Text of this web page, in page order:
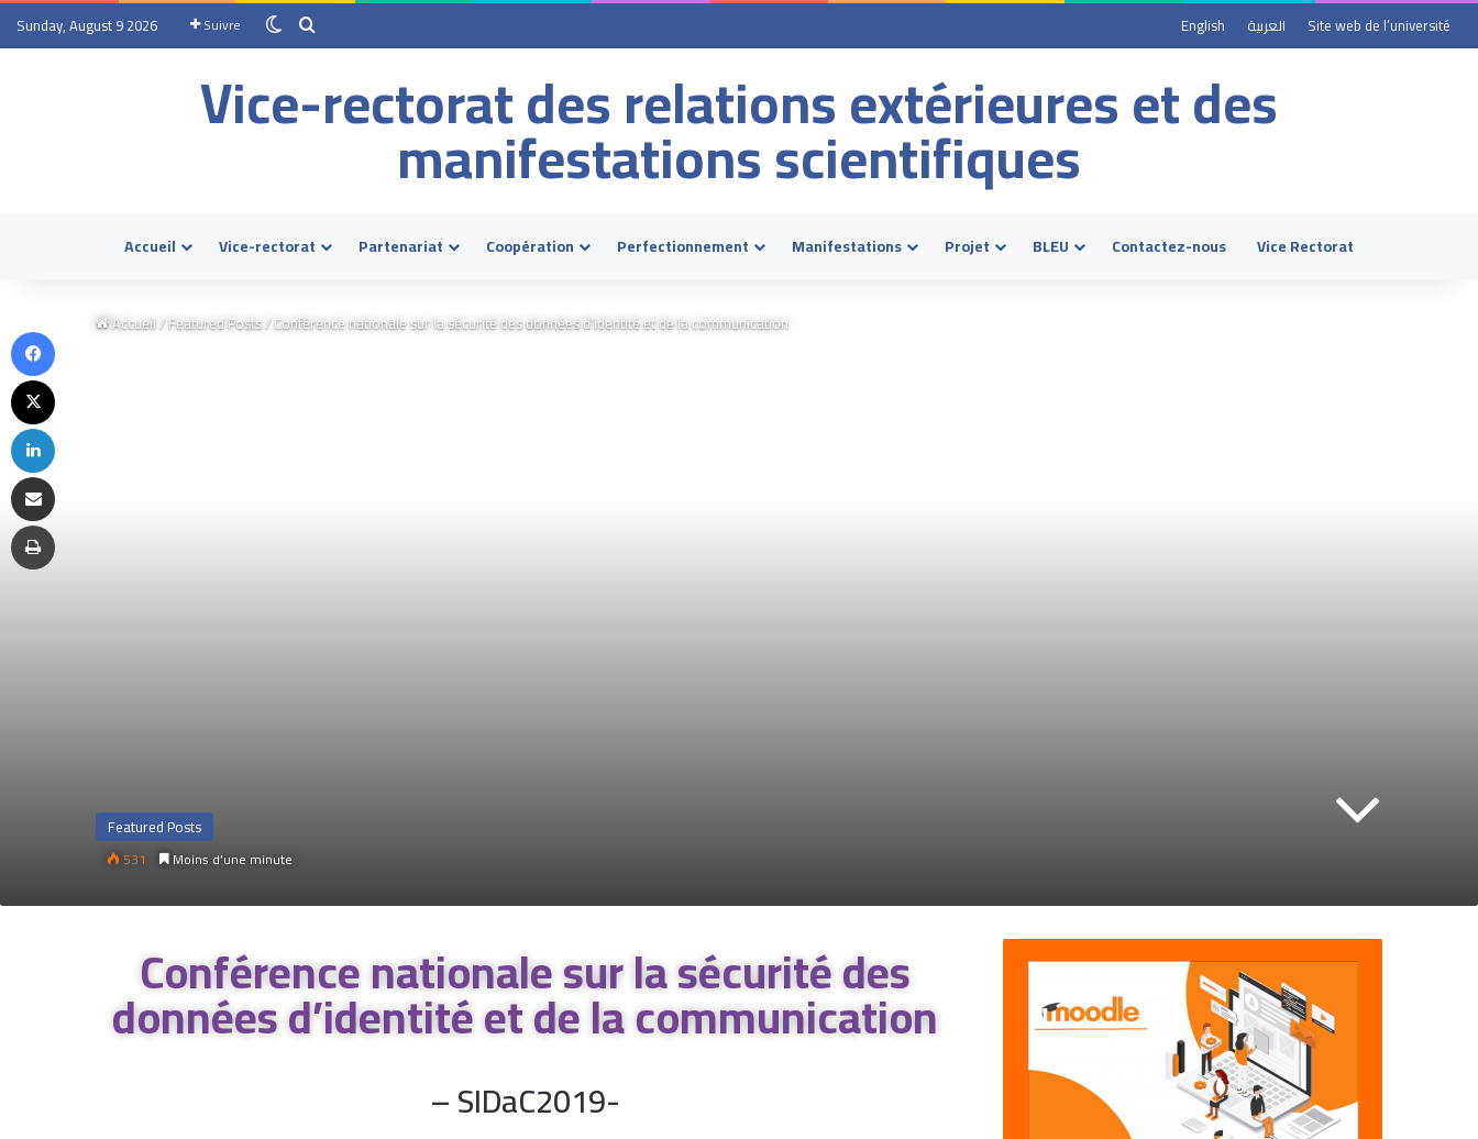
Sunday, August 9 2026 Suivre English العربية Site web de l’université
Vice-rectorat des relations extérieures et des
manifestations scientifiques
Accueil Vice-rectorat Partenariat Coopération Perfectionnement Manifestations Projet BLEU Contactez-nous Vice Rectorat
Accueil/Featured Posts/Conférence nationale sur la sécurité des données d’identité et de la communication
Featured Posts
531 Moins d’une minute
Conférence nationale sur la sécurité des
données d’identité et de la communication
– SIDaC2019-